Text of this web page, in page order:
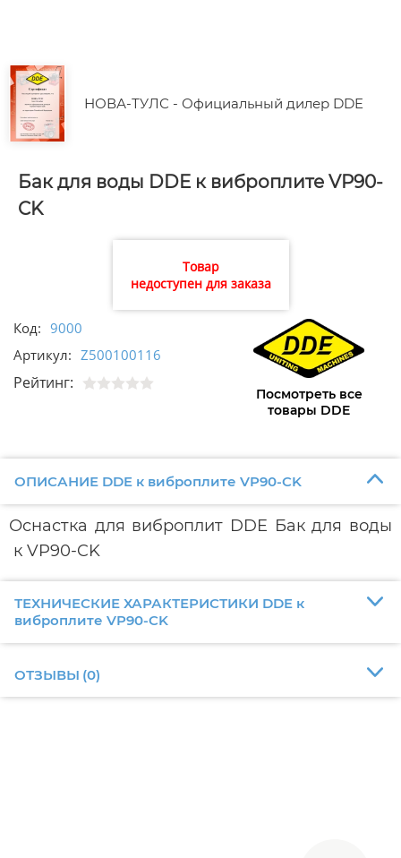
НОВА-ТУЛС - Официальный дилер DDE
Бак для воды DDE к виброплите VP90-
CK
Товар
недоступен для заказа
Код: 9000
Артикул: Z500100116
Рейтинг:
Посмотреть все
товары DDE
ОПИСАНИЕ DDE к виброплите VP90-CK
Оснастка для виброплит DDE Бак для воды
к VP90-CK
ТЕХНИЧЕСКИЕ ХАРАКТЕРИСТИКИ DDE к
виброплите VP90-CK
ОТЗЫВЫ (0)